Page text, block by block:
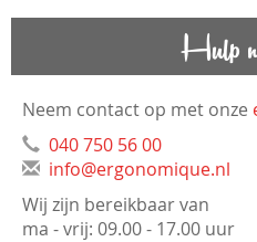
Hulp
Neem contact op met onze
040 750 56 00
info@ergonomique.nl
Wij zijn bereikbaar van
ma - vrij: 09.00 - 17.00 uur